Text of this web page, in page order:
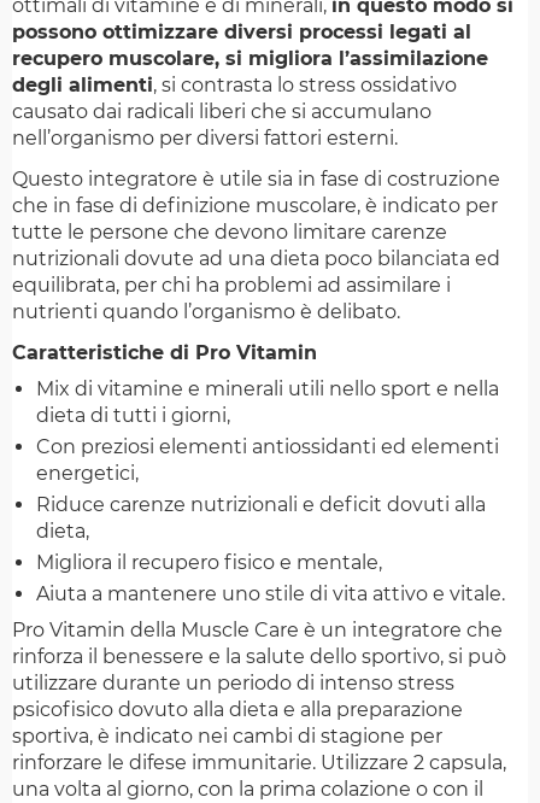
ottimali di vitamine e di minerali, in questo modo si
possono ottimizzare diversi processi legati al
recupero muscolare, si migliora l’assimilazione
degli alimenti, si contrasta lo stress ossidativo
causato dai radicali liberi che si accumulano
nell’organismo per diversi fattori esterni.
Questo integratore è utile sia in fase di costruzione
che in fase di definizione muscolare, è indicato per
tutte le persone che devono limitare carenze
nutrizionali dovute ad una dieta poco bilanciata ed
equilibrata, per chi ha problemi ad assimilare i
nutrienti quando l’organismo è delibato.
Caratteristiche di Pro Vitamin
Mix di vitamine e minerali utili nello sport e nella
dieta di tutti i giorni,
Con preziosi elementi antiossidanti ed elementi
energetici,
Riduce carenze nutrizionali e deficit dovuti alla
dieta,
Migliora il recupero fisico e mentale,
Aiuta a mantenere uno stile di vita attivo e vitale.
Pro Vitamin della Muscle Care è un integratore che
rinforza il benessere e la salute dello sportivo, si può
utilizzare durante un periodo di intenso stress
psicofisico dovuto alla dieta e alla preparazione
sportiva, è indicato nei cambi di stagione per
rinforzare le difese immunitarie. Utilizzare 2 capsula,
una volta al giorno, con la prima colazione o con il